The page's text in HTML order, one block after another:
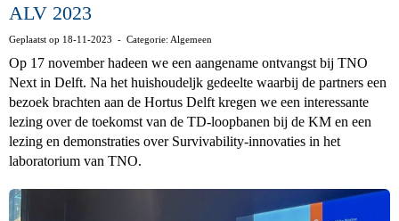
ALV 2023
Geplaatst op 18-11-2023 - Categorie: Algemeen
Op 17 november hadeen we een aangename ontvangst bij TNO
Next in Delft. Na het huishoudeljk gedeelte waarbij de partners een
bezoek brachten aan de Hortus Delft kregen we een interessante
lezing over de toekomst van de TD-loopbanen bij de KM en een
lezing en demonstraties over Survivability-innovaties in het
laboratorium van TNO.